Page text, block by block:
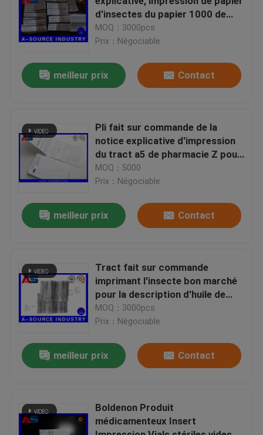
Produits
Au sujet de nous
Visite d'usine
Contactez-nous
Demandez une citation
labels de la fiole 10mL
Petits labels de bouteille
d'insectes du papier 1000 de
70gsm Woodfree
MOQ：3000pcs
Prix：Négociable
meilleur prix Contact
Pli fait sur commande de la
notice explicative d'impression
du tract a5 de pharmacie Z pour
la description de mélange de
testostérone
MOQ：5000
Prix：Négociable
meilleur prix Contact
Tract fait sur commande
imprimant l'insecte bon marché
pour la description d'huile de
l'injection 10ml de Genpharma
MOQ：3000pcs
Prix：Négociable
meilleur prix Contact
Boldenon Produit
médicamenteux Insert